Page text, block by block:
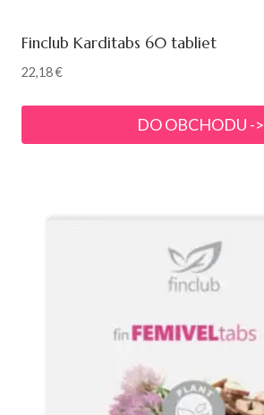
Finclub Karditabs 60 tabliet
22,18€
DO OBCHODU ->